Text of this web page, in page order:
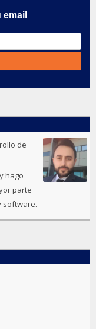
email
de
hago
parte
software.